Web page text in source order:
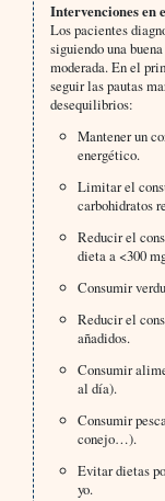
Intervenciones en
Los pacientes
siguiendo una
moderada. En el
seguir las pautas
desequilibrios:
Mantener un
energético.
Limitar el
carbohidratos
Reducir el
dieta a <300
Consumir
Reducir el
añadidos.
Consumir
al día).
Consumir
conejo…).
Evitar dietas
yo.